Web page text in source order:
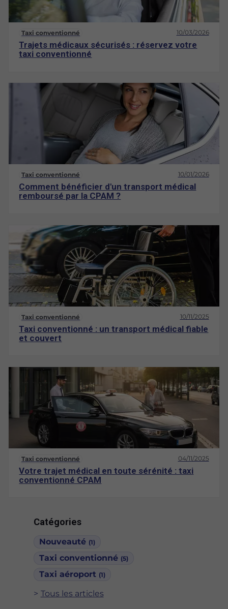
Catégories
Nouveauté (1)
Taxi conventionné (5)
Taxi aéroport (1)
Tous les articles
Taxi conventionné 10/03/2026
Trajets médicaux sécurisés : réservez votre
taxi conventionné
Taxi conventionné 10/01/2026
Comment bénéficier d'un transport médical
remboursé par la CPAM ?
Taxi conventionné 10/11/2025
Taxi conventionné : un transport médical fiable
et couvert
Taxi conventionné 04/11/2025
Votre trajet médical en toute sérénité : taxi
conventionné CPAM